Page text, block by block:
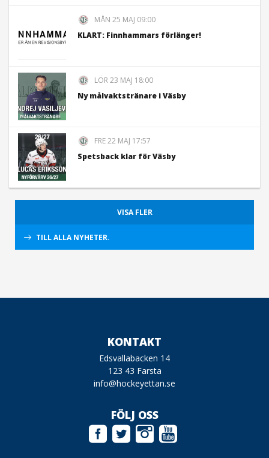
MÅN 25 MAJ 09:00
KLART: Finnhammars förlänger!
LÖR 23 MAJ 18:00
Ny målvaktstränare i Väsby
FRE 22 MAJ 17:57
Spetsback klar för Väsby
VISA FLER
TILL ALLA NYHETER.
KONTAKT
Edsvallabacken 14
123 43 Farsta
info@hockeyettan.se
FÖLJ OSS